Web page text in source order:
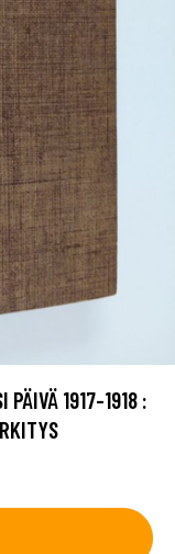
PÄIVÄ 1917-1918 :